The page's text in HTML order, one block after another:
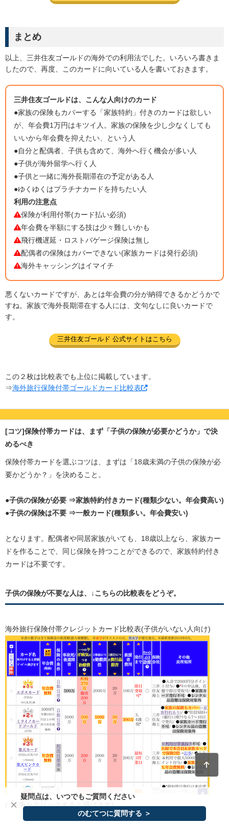
まとめ
以上、三井住友ゴールドの海外での利用法でした。いろいろ書きま
したので、再度、このカードに向いている人を書いておきます。
三井住友ゴールドは、こんな人向けのカード
●家族の保険もカバーする「家族特約」付きのカードは欲しい
が、年会費1万円はキツイ人。家族の保険を少し少なくしても
いいから年会費を抑えたい、という人
●自分と配偶者、子供も含めて、海外へ行く機会が多い人
●子供が海外留学へ行く人
●子供と一緒に海外長期滞在の予定がある人
●ゆくゆくはプラチナカードを持ちたい人
利用の注意点
保険が利用付帯(カード払い必須)
年会費を半額にする技は少々難しいかも
飛行機遅延・ロストバゲージ保険は無し
配偶者の保険はカバーできない(家族カードは発行必須)
海外キャッシングはイマイチ
悪くないカードですが、あとは年会費の分が納得できるかどうかで
すね。家族で海外長期滞在する人には、文句なしに良いカードで
す。
三井住友ゴールド 公式サイトはこちら
この２枚は比較表でも上位に掲載しています。
⇒海外旅行保険付帯ゴールドカード比較表
[コツ]保険付帯カードは、まず「子供の保険が必要かどうか」で決
めるべき
保険付帯カードを選ぶコツは、まずは「18歳未満の子供の保険が必
要かどうか？」を決めること。
●子供の保険が必要 ⇒家族特約付きカード(種類少ない。年会費高い)
●子供の保険は不要 ⇒一般カード(種類多い。年会費安い)
となります。配偶者や同居家族がいても、18歳以上なら、家族カー
ドを作ることで、同じ保険を持つことができるので、家族特約付き
カードは不要です。
子供の保険が不要な人は、↓こちらの比較表をどうぞ。
海外旅行保険付帯クレジットカード比較表(子供がいない人向け)
(↑画像をクリックすると飛びます)
×
疑問点は、いつでもご質問ください
のむてつに質問する ＞